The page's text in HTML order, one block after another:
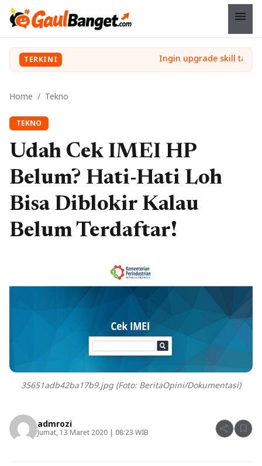
menu
TERKINI
Home / Tekno
TEKNO
Udah Cek IMEI HP
Belum? Hati-Hati Loh
Bisa Diblokir Kalau
Belum Terdaftar!
35651adb42ba17b9.jpg (Foto: BeritaOpini/Dokumentasi)
admrozi
Jumat, 13 Maret 2020 | 08:23 WIB share bookmark